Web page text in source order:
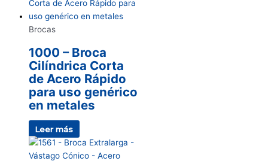
Brocas
1000 – Broca
Cilíndrica Corta
de Acero Rápido
para uso genérico
en metales
Leer más